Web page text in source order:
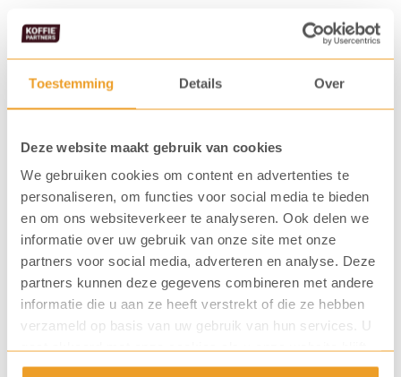
Toestemming Details Over
Deze website maakt gebruik van cookies
We gebruiken cookies om content en advertenties te
personaliseren, om functies voor social media te bieden
en om ons websiteverkeer te analyseren. Ook delen we
informatie over uw gebruik van onze site met onze
partners voor social media, adverteren en analyse. Deze
partners kunnen deze gegevens combineren met andere
informatie die u aan ze heeft verstrekt of die ze hebben
verzameld op basis van uw gebruik van hun services. U
gaat akkoord met onze cookies als u onze website blijft
gebruiken.
Vaak gekocht samen met...